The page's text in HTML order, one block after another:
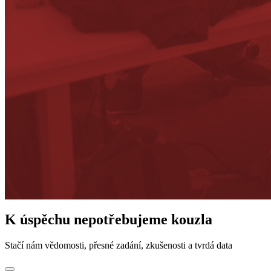
K úspěchu nepotřebujeme kouzla
Stačí nám vědomosti, přesné zadání, zkušenosti a tvrdá data